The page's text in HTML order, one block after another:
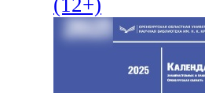
(12+)